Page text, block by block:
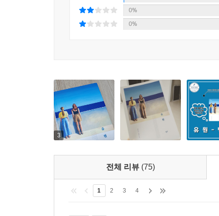
“이름의 뜻은 원하다, 희망하다의 원(願).”
소설에서 돋아난 미약한 희망이
상처받고 의심하며 눈치를 봐야 했던 나날, 사건
하지만 유원은 함부로 타인을 탓하거나 섣불리 비
『유원』을 읽고 우리는 책임감과 부채감을, 죄와
못한 마음의 파문을 차분하게 응시하는 유원의
이어질 삶의 의미를 다잡는 용기를 얻는다는 것
이름이다.
『유원』을 읽으며 회복이 무엇인지 다시 배
살아가는 것. 강해지는 동시에 가벼워지는 것. 이
이슬아(작가, 『일간 이슬아』 발행인)
0%
0%
3
전체 리뷰 (75)
1 2 3 4